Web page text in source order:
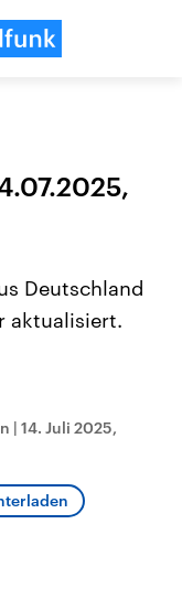
und
großem Einfluss auf
Weltgeschehen.
Deutschland
aktualisiert.
| 14. Juli 2025,